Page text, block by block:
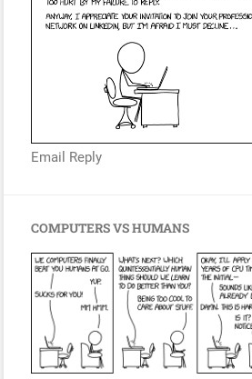
Email Reply
COMPUTERS VS HUMANS